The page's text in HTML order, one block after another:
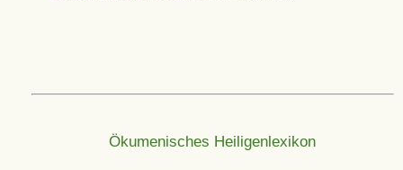
Ökumenisches Heiligenlexikon